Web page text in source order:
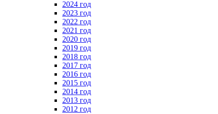
2024 год
2023 год
2022 год
2021 год
2020 год
2019 год
2018 год
2017 год
2016 год
2015 год
2014 год
2013 год
2012 год